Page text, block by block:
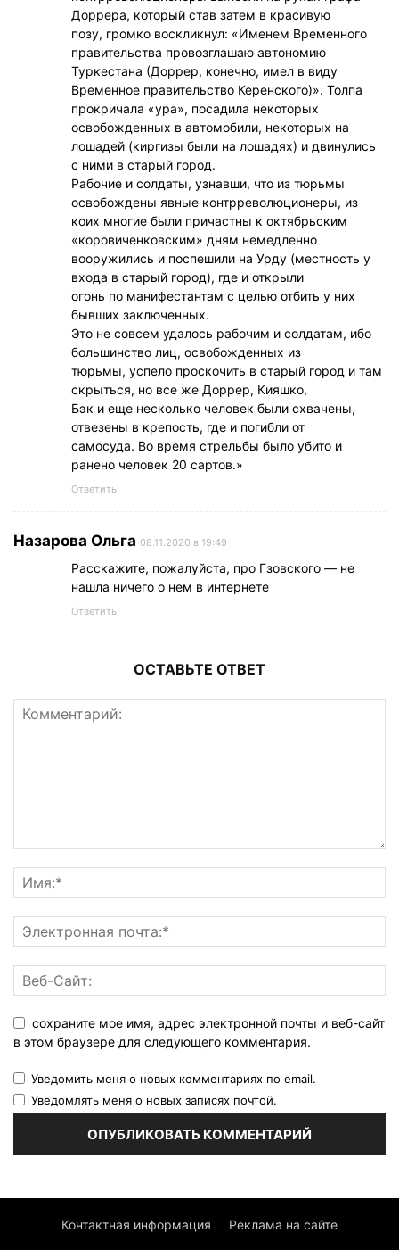
Доррера, который став затем в красивую
позу, громко воскликнул: «Именем Временного
правительства провозглашаю автономию
Туркестана (Доррер, конечно, имел в виду
Временное правительство Керенского)». Толпа
прокричала «ура», посадила некоторых
освобожденных в автомобили, некоторых на
лошадей (киргизы были на лошадях) и двинулись
с ними в старый город.
Рабочие и солдаты, узнавши, что из тюрьмы
освобождены явные контрреволюционеры, из
коих многие были причастны к октябрьским
«коровиченковским» дням немедленно
вооружились и поспешили на Урду (местность у
входа в старый город), где и открыли
огонь по манифестантам с целью отбить у них
бывших заключенных.
Это не совсем удалось рабочим и солдатам, ибо
большинство лиц, освобожденных из
тюрьмы, успело проскочить в старый город и там
скрыться, но все же Доррер, Кияшко,
Бэк и еще несколько человек были схвачены,
отвезены в крепость, где и погибли от
самосуда. Во время стрельбы было убито и
ранено человек 20 сартов.»
Ответить
Назарова Ольга 08.11.2020 в 19:49
Расскажите, пожалуйста, про Гзовского — не
нашла ничего о нем в интернете
Ответить
ОСТАВЬТЕ ОТВЕТ
сохраните мое имя, адрес электронной почты и веб-сайт
в этом браузере для следующего комментария.
Уведомить меня о новых комментариях по email.
Уведомлять меня о новых записях почтой.
Контактная информация Реклама на сайте